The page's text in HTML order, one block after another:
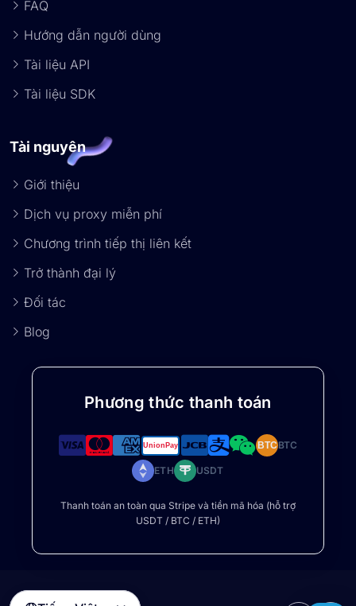
FAQ
Hướng dẫn người dùng
Tài liệu API
Tài liệu SDK
Tài nguyên
Giới thiệu
Dịch vụ proxy miễn phí
Chương trình tiếp thị liên kết
Trở thành đại lý
Đối tác
Blog
Phương thức thanh toán
BTCBTC
ETH USDT
Thanh toán an toàn qua Stripe và tiền mã hóa (hỗ trợ
USDT / BTC / ETH)